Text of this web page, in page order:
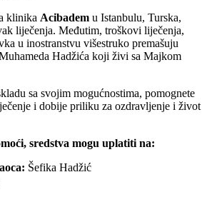
klinika Acibadem u Istanbulu, Turska,
liječenja. Međutim, troškovi liječenja,
u inostranstvu višestruko premašuju
Hadžića koji živi sa Majkom
sa svojim mogućnostima, pomognete
i dobije priliku za ozdravljenje i život
sredstva mogu uplatiti na:
Šefika Hadžić